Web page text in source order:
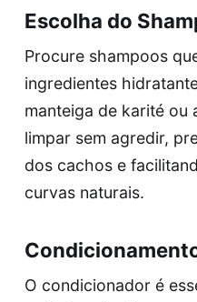
Escolha do
Procure shampoos
ingredientes
manteiga de karité ou
limpar sem agredir,
dos cachos e
curvas naturais.
O condicionador é